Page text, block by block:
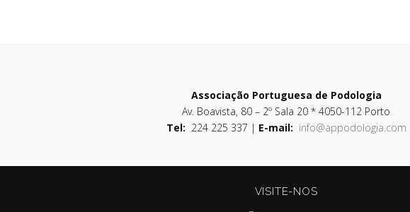
Associação Portuguesa de Podologia
Av. Boavista, 80 – 2º Sala 20 * 4050-112 Porto
Tel: 224 225 337 | E-mail: info@appodologia.com
VISITE-NOS